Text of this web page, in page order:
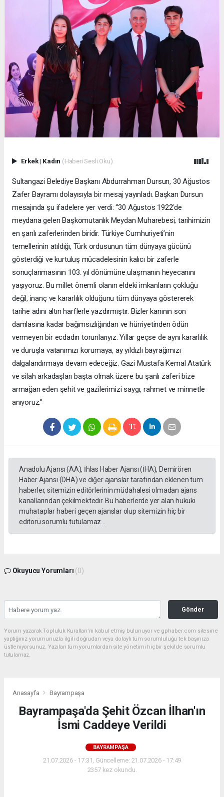
Erkek| Kadın (Haberi Sesli Oku)
Sultangazi Belediye Başkanı Abdurrahman Dursun, 30 Ağustos
Zafer Bayramı dolayısıyla bir mesaj yayınladı. Başkan Dursun
mesajında şu ifadelere yer verdi: “30 Ağustos 1922’de
meydana gelen Başkomutanlık Meydan Muharebesi, tarihimizin
en şanlı zaferlerinden biridir. Türkiye Cumhuriyeti’nin
temellerinin atıldığı, Türk ordusunun tüm dünyaya gücünü
gösterdiği ve kurtuluş mücadelesinin kalıcı bir zaferle
sonuçlanmasının 103. yıl dönümüne ulaşmanın heyecanını
yaşıyoruz. Bu millet önemli olanın eldeki imkanların çokluğu
değil, inanç ve kararlılık olduğunu tüm dünyaya göstererek
tarihe adını altın harflerle yazdırmıştır. Bizler kanının son
damlasına kadar bağımsızlığından ve hürriyetinden ödün
vermeyen bir ecdadın torunlarıyız. Yıllar geçse de aynı kararlılık
ve duruşla vatanımızı korumaya, ay yıldızlı bayrağımızı
dalgalandırmaya devam edeceğiz. Gazi Mustafa Kemal Atatürk
ve silah arkadaşları başta olmak üzere bu şanlı zaferi bize
armağan eden şehit ve gazilerimizi saygı, rahmet ve minnetle
anıyoruz.”
Anadolu Ajansı (AA), İhlas Haber Ajansı (İHA), Demirören
Haber Ajansı (DHA) ve diğer ajanslar tarafından eklenen tüm
haberler, sitemizin editörlerinin müdahalesi olmadan ajans
kanallarından çekilmektedir. Bu haberlerde yer alan hukuki
muhataplar haberi geçen ajanslar olup sitemizin hiç bir
editörü sorumlu tutulamaz...
Okuyucu Yorumları (0)
Gönder
Yorum yazarak Topluluk Kuralları’nı kabul etmiş bulunuyor ve gphaber.com sitesine
yaptığınız yorumunuzla ilgili doğrudan veya dolaylı tüm sorumluluğu tek başınıza
üstleniyorsunuz. Yazılan tüm yorumlardan site yönetimi hiçbir şekilde sorumlu
tutulamaz.
Anasayfa Bayrampaşa
Bayrampaşa'da Şehit Özcan İlhan'ın
İsmi Caddeye Verildi
BAYRAMPAŞA
21.07.2026 - 17:31, Güncelleme: 21.07.2026 - 17:49
2357 kez okundu.